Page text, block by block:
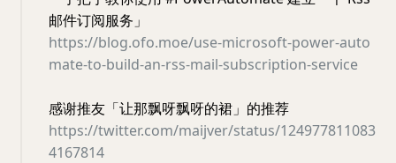
邮件订阅服务」
https://blog.ofo.moe/use-microsoft-power-auto
mate-to-build-an-rss-mail-subscription-service
感谢推友「让那飘呀飘呀的裙」的推荐
https://twitter.com/maijver/status/124977811083
4167814